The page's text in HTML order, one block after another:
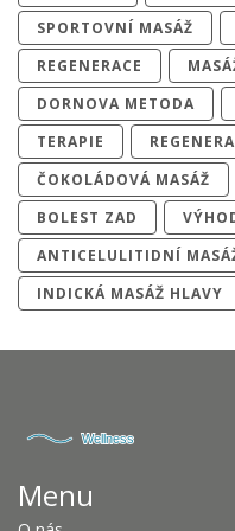
SPORTOVNÍ MASÁŽ
REGENERACE
DORNOVA METODA
TERAPIE
ČOKOLÁDOVÁ MASÁŽ
BOLEST ZAD
ANTICELULITIDNÍ
INDICKÁ MASÁŽ HLAVY
Menu